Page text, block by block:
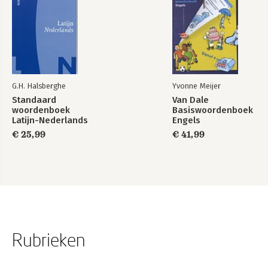
G.H. Halsberghe
Standaard
woordenboek
Latijn-Nederlands
€ 25,99
Yvonne Meijer
Van Dale
Basiswoordenboek
Engels
€ 41,99
Rubrieken